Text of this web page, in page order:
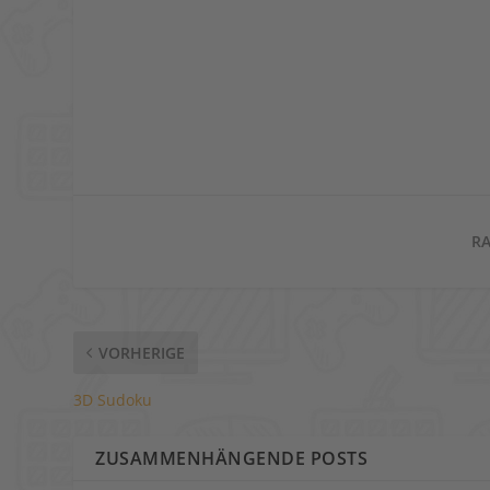
VORHERIGE
3D Sudoku
ZUSAMMENHÄNGENDE POSTS